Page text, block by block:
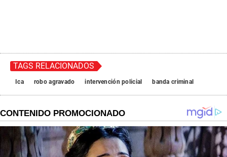
TAGS RELACIONADOS
Ica robo agravado intervención policial banda criminal